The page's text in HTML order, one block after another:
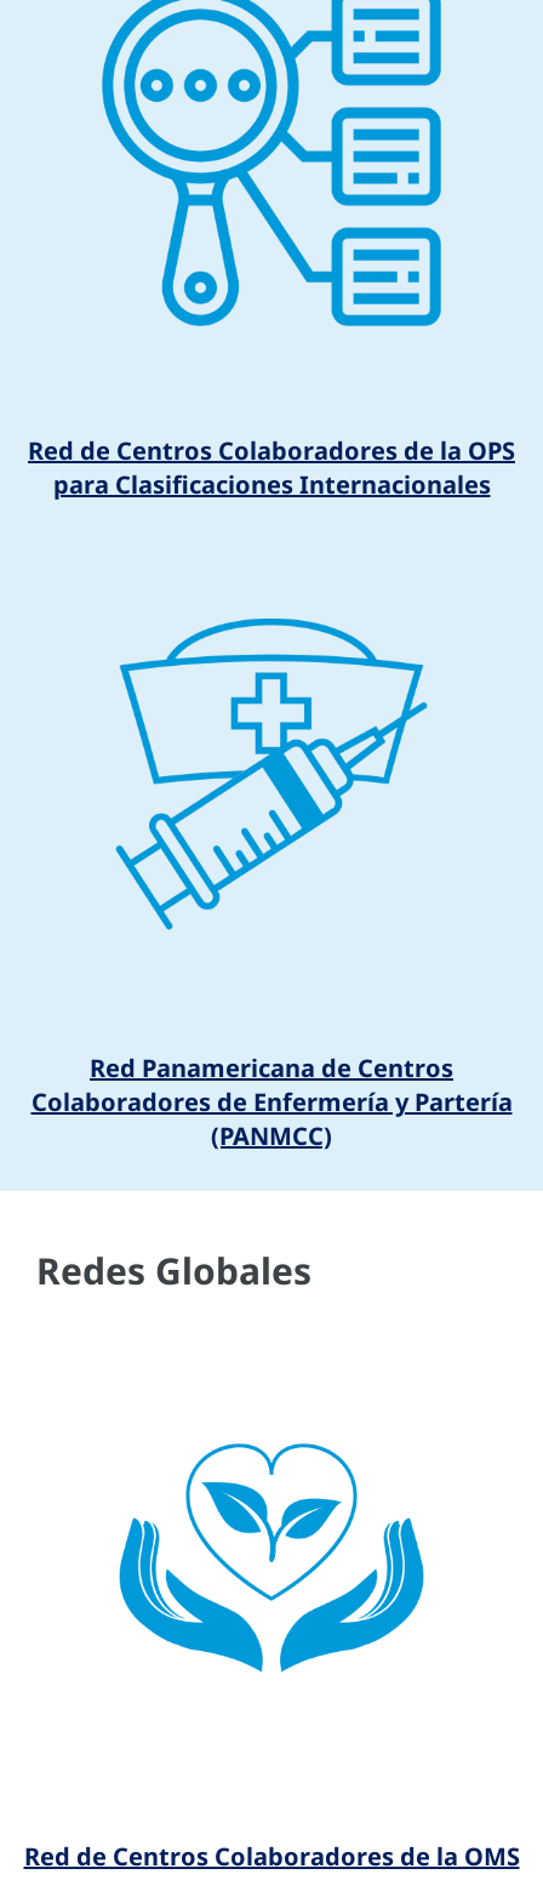
Red de Centros Colaboradores de la OPS
para Clasificaciones Internacionales
Red Panamericana de Centros
Colaboradores de Enfermería y Partería
(PANMCC)
Redes Globales
Red de Centros Colaboradores de la OMS